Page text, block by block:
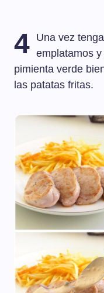
4 Una vez
emplatamos
pimienta verde
las patatas fritas.